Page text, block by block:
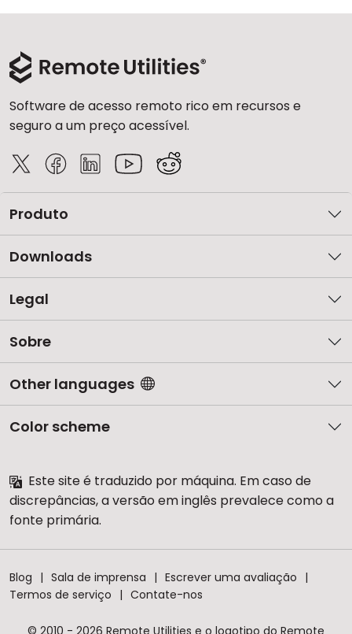
Software de acesso remoto rico em recursos e
seguro a um preço acessível.
Produto
Downloads
Legal
Sobre
Other languages
Color scheme
Este site é traduzido por máquina. Em caso de
discrepâncias, a versão em inglês prevalece como a
fonte primária.
Blog Sala de imprensa
Escrever uma avaliação
Termos de serviço
Contate-nos
© 2010 - 2026 Remote Utilities e o logotipo do Remote